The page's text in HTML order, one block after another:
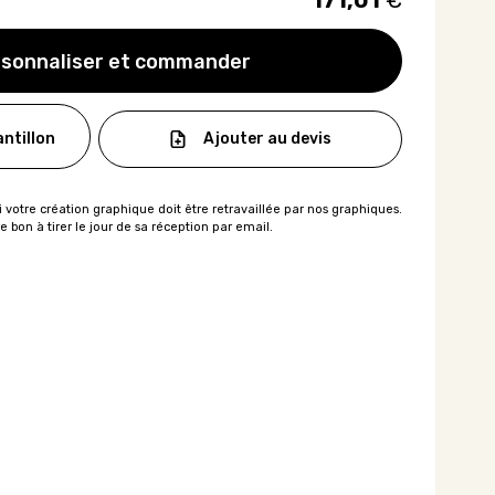
et commander
Ajouter au devis